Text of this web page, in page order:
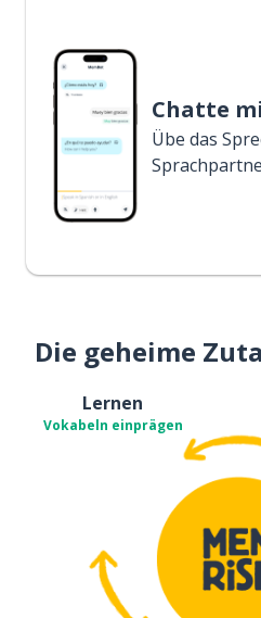
Chatte
Übe das
Die geheime
Lernen
Vokabeln einprägen